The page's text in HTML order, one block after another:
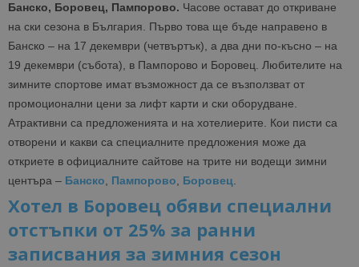
Банско, Боровец, Пампорово. Часове остават до откриване
на ски сезона в България. Първо това ще бъде направено в
Банско – на 17 декември (четвъртък), а два дни по-късно – на
19 декември (събота), в Пампорово и Боровец. Любителите на
зимните спортове имат възможност да се възползват от
промоционални цени за лифт карти и ски оборудване.
Атрактивни са предложенията и на хотелиерите. Кои писти са
отворени и какви са специалните предложения може да
откриете в официалните сайтове на трите ни водещи зимни
центъра – Банско, Пампорово, Боровец.
Хотел в Боровец обяви специални
отстъпки от 25% за ранни
записвания за зимния сезон